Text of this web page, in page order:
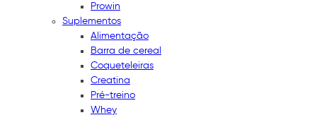
Prowin
Suplementos
Alimentação
Barra de cereal
Coqueteleiras
Creatina
Pré-treino
Whey